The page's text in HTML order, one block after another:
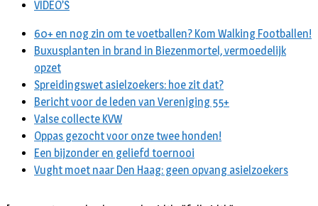
VIDEO’S
60+ en nog zin om te voetballen? Kom Walking Footballen!
Buxusplanten in brand in Biezenmortel, vermoedelijk
opzet
Spreidingswet asielzoekers: hoe zit dat?
Bericht voor de leden van Vereniging 55+
Valse collecte KVW
Oppas gezocht voor onze twee honden!
Een bijzonder en geliefd toernooi
Vught moet naar Den Haag: geen opvang asielzoekers